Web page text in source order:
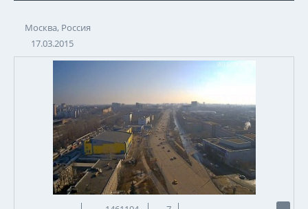
Москва, Россия
17.03.2015